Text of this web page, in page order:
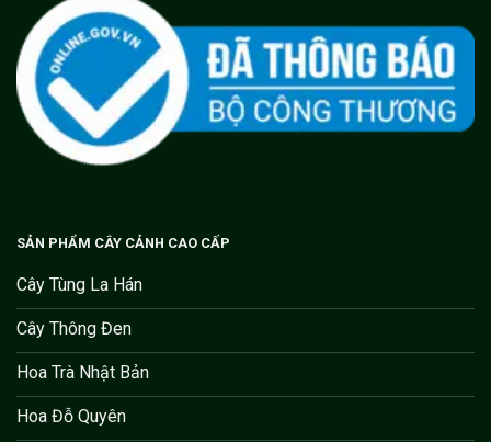
SẢN PHẨM CÂY CẢNH CAO CẤP
Cây Tùng La Hán
Cây Thông Đen
Hoa Trà Nhật Bản
Hoa Đỗ Quyên